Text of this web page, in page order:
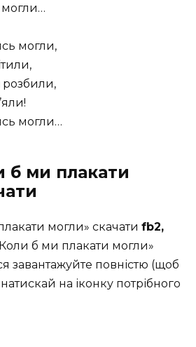
могли,
могли…
б ми плакати
могли» скачати fb2,
б ми плакати могли»
завантажуйте повністю (щоб
на іконку потрібного